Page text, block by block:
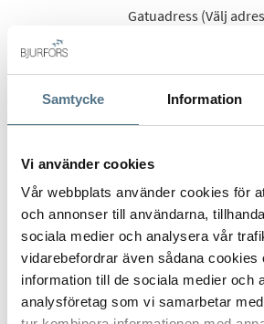
Samtycke Information
Vi använder cookies
Vår webbplats använder cookies för
och annonser till användarna,
sociala medier och analysera vår
vidarebefordrar även sådana cookies
information till de sociala medier och
analysföretag som vi samarbetar
Gatuadress (Välj
Postnummer*
Ange ditt postnummer (5 siffror